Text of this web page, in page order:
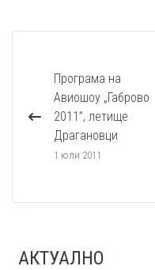
Програма на
Авиошоу „Габрово
2011”, летище
Драгановци
1 юли 2011
АКТУАЛНО